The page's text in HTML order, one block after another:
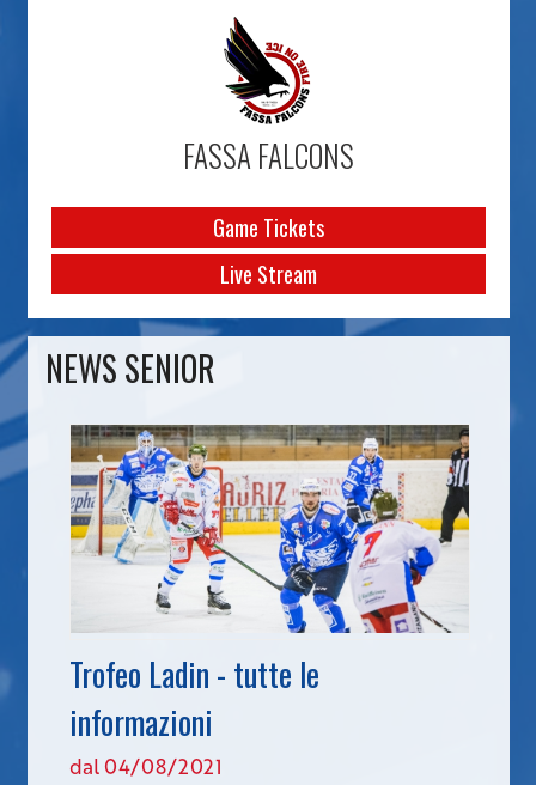
FASSA FALCONS
Game Tickets
Live Stream
NEWS SENIOR
Trofeo Ladin - tutte le
informazioni
dal 04/08/2021